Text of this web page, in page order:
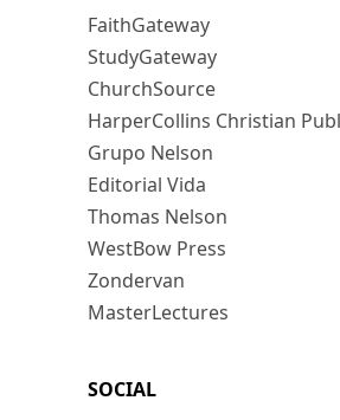
FaithGateway
StudyGateway
ChurchSource
HarperCollins Christian
Grupo Nelson
Editorial Vida
Thomas Nelson
WestBow Press
Zondervan
MasterLectures
SOCIAL